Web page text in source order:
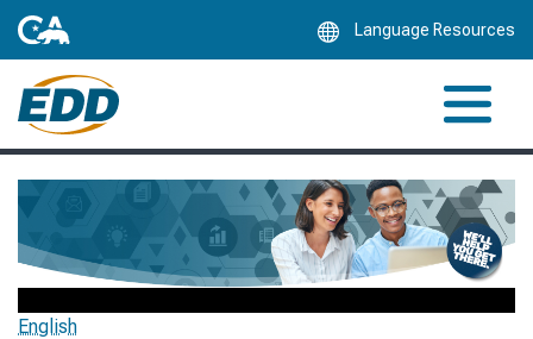
Language Resources
English